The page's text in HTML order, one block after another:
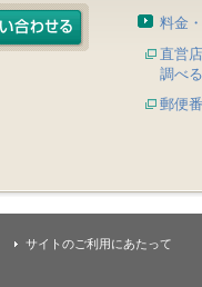
料金
直営
調べる
郵便
サイトのご利用にあたって